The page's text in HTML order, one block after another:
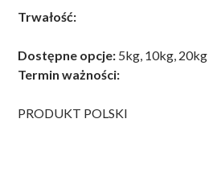
Trwałość:
Dostępne opcje: 5kg, 10kg, 20kg
Termin ważności:
PRODUKT POLSKI